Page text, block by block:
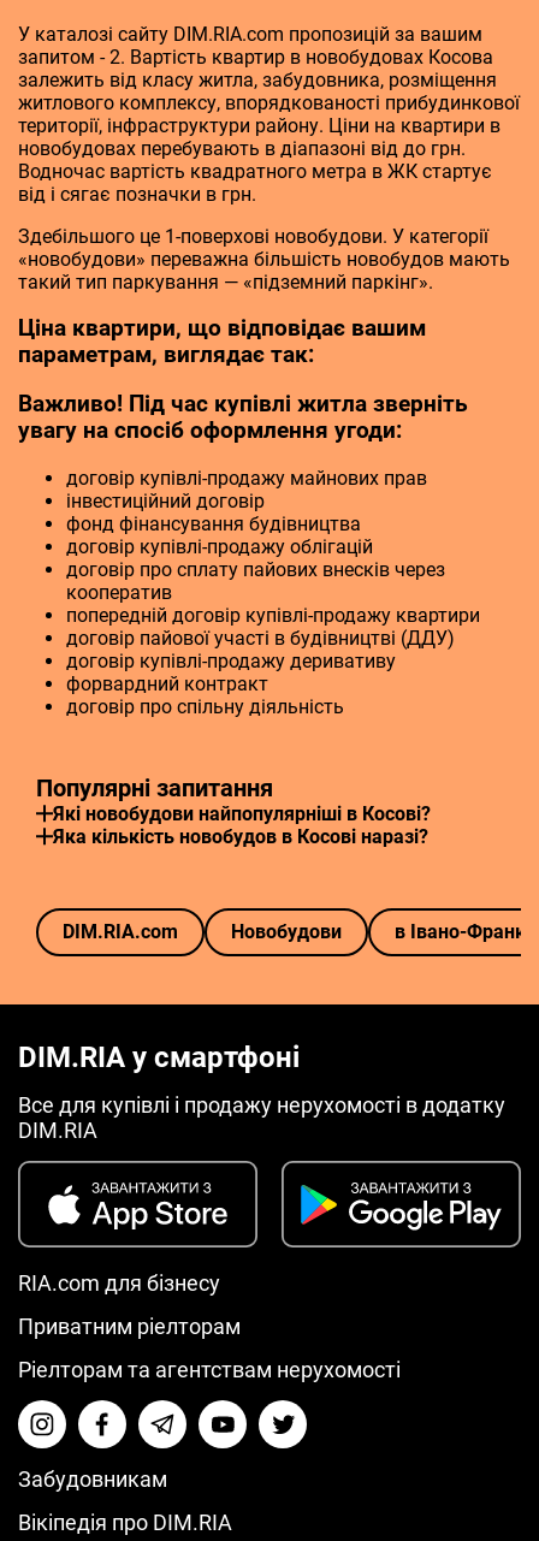
У каталозі сайту DIM.RIA.com пропозицій за вашим
запитом - 2. Вартість квартир в новобудовах Косова
залежить від класу житла, забудовника, розміщення
житлового комплексу, впорядкованості прибудинкової
території, інфраструктури району. Ціни на квартири в
новобудовах перебувають в діапазоні від до грн.
Водночас вартість квадратного метра в ЖК стартує
від і сягає позначки в грн.
Здебільшого це 1-поверхові новобудови. У категорії
«новобудови» переважна більшість новобудов мають
такий тип паркування — «підземний паркінг».
Ціна квартири, що відповідає вашим
параметрам, виглядає так:
Важливо! Під час купівлі житла зверніть
увагу на спосіб оформлення угоди:
договір купівлі-продажу майнових прав
інвестиційний договір
фонд фінансування будівництва
договір купівлі-продажу облігацій
договір про сплату пайових внесків через
кооператив
попередній договір купівлі-продажу квартири
договір пайової участі в будівництві (ДДУ)
договір купівлі-продажу деривативу
форвардний контракт
договір про спільну діяльність
Популярні запитання
Які новобудови найпопулярніші в Косові?
Яка кількість новобудов в Косові наразі?
DIM.RIA.com Новобудови в Івано-
DIM.RIA у смартфоні
Все для купівлі і продажу нерухомості в додатку
DIM.RIA
RIA.com для бізнесу
Приватним ріелторам
Ріелторам та агентствам нерухомості
Забудовникам
Вікіпедія про DIM.RIA